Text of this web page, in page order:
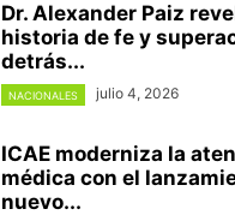
Dr. Alexander Paiz
historia de fe y
detrás...
NACIONALES julio 4, 2026
ICAE moderniza la
médica con el
nuevo...